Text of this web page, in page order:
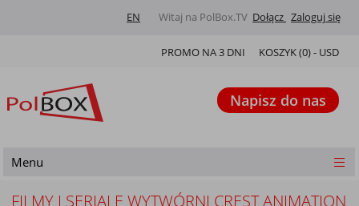
Witaj na PolBox.TV Dołącz Zaloguj się
EN
KOSZYK (0) - USD
PROMO NA 3 DNI
Napisz do nas
Menu
FILMY I SERIALE WYTWÓRNI CREST ANIMATION